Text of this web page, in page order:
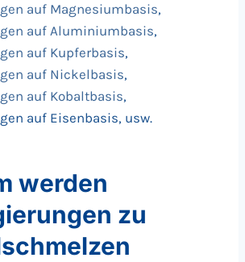
auf Magnesiumbasis,
auf Aluminiumbasis,
auf Kupferbasis,
auf Nickelbasis,
auf Kobaltbasis,
auf Eisenbasis, usw.
werden
zu